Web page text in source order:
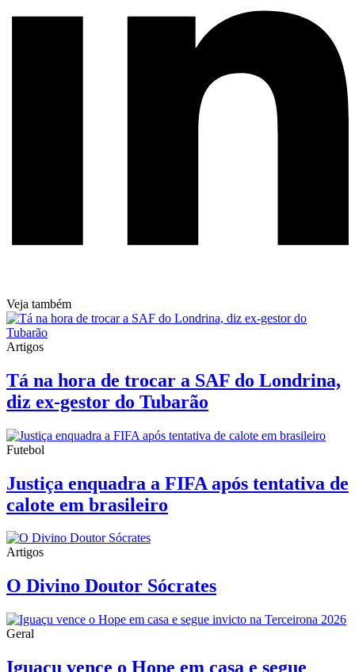
Veja também
Artigos
Tá na hora de trocar a SAF do Londrina,
diz ex-gestor do Tubarão
Futebol
Justiça enquadra a FIFA após tentativa de
calote em brasileiro
Artigos
O Divino Doutor Sócrates
Geral
Iguaçu vence o Hope em casa e segue